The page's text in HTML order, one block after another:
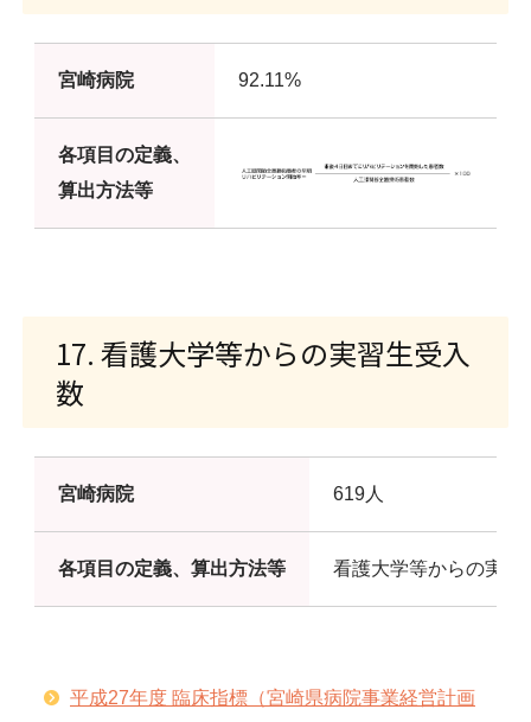
宮崎病院 92.11%
各項目の定義、
算出方法等
17. 看護大学等からの実習生受入
数
宮崎病院 619人
各項目の定義、算出方法等 看護大学等からの実習
平成27年度 臨床指標（宮崎県病院事業経営計画